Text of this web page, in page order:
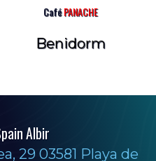
CaféPANACHE
Benidorm
Albir
29 03581 Playa de